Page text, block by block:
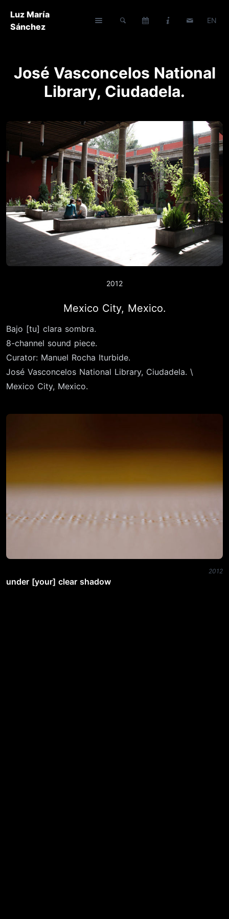
Luz María
Sánchez
EN
José Vasconcelos National
Library, Ciudadela.
2012
Mexico City, Mexico.
Bajo [tu] clara sombra.
8-channel sound piece.
Curator: Manuel Rocha Iturbide.
José Vasconcelos National Library, Ciudadela. \
Mexico City, Mexico.
2012
under [your] clear shadow